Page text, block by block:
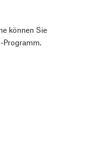
können Sie
Programm.